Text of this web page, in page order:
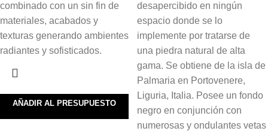
combinado con un sin fin de
materiales, acabados y
texturas generando ambientes
radiantes y sofisticados.
AÑADIR AL PRESUPUESTO
desapercibido en ningún
espacio donde se lo
implemente por tratarse de
una piedra natural de alta
gama. Se obtiene de la isla de
Palmaria en Portovenere,
Liguria, Italia. Posee un fondo
negro en conjunción con
numerosas y ondulantes vetas